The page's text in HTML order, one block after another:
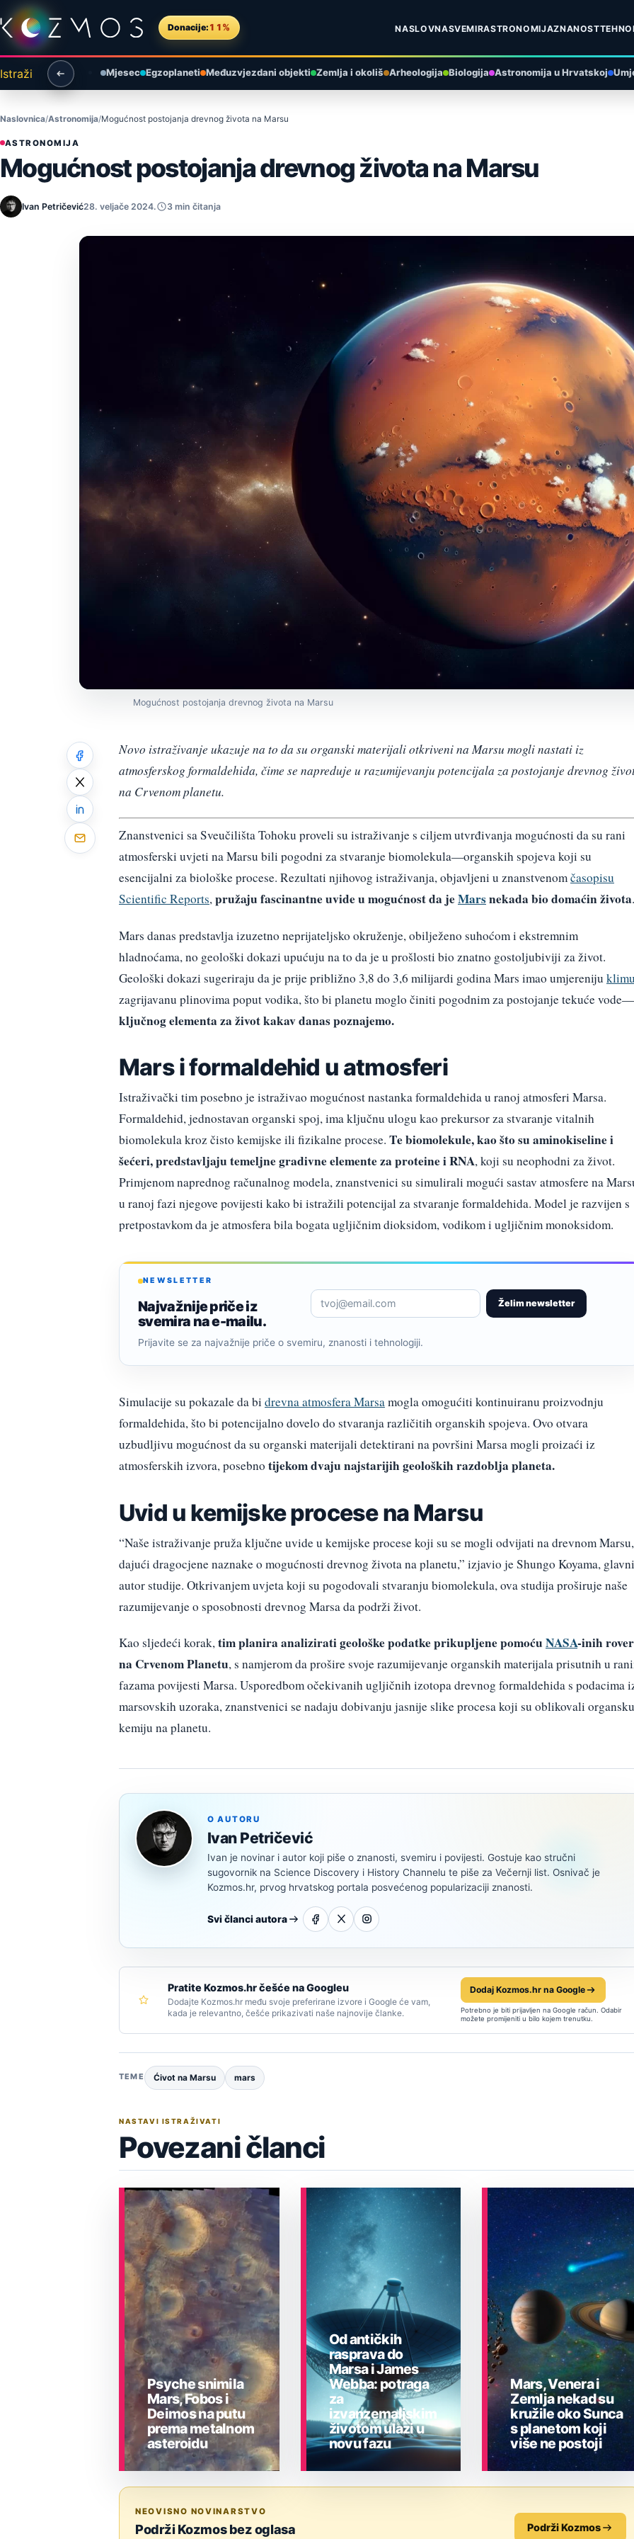
Preskoči na sadržaj
Donacije: 11% NASLOVNASVEMIRASTRONOMIJAZNANOST
Istraži Mjesec Egzoplaneti Međuzvjezdani objekti Zemlja i okoliš Arheologija Biologija Astronomija u Hrvatskoj
Naslovnica Astronomija Mogućnost postojanja drevnog života na Marsu
ASTRONOMIJA
Mogućnost postojanja drevnog života na Marsu
Ivan Petričević28. veljače 2024. 3 min čitanja
Mogućnost postojanja drevnog života na Marsu
Novo istraživanje ukazuje na to da su organski materijali otkriveni na Marsu mogli nastati iz
atmosferskog formaldehida, čime se napreduje u razumijevanju potencijala za postojanje drevnog
na Crvenom planetu.
Znanstvenici sa Sveučilišta Tohoku proveli su istraživanje s ciljem utvrđivanja mogućnosti da su rani
atmosferski uvjeti na Marsu bili pogodni za stvaranje biomolekula—organskih spojeva koji su
esencijalni za biološke procese. Rezultati njihovog istraživanja, objavljeni u znanstvenomčasopisu
Scientific Reports,pružaju fascinantne uvide u mogućnost da jeMarsnekada bio domaćin života.
Mars danas predstavlja izuzetno neprijateljsko okruženje, obilježeno suhoćom i ekstremnim
hladnoćama, no geološki dokazi upućuju na to da je u prošlosti bio znatno gostoljubiviji za život.
Geološki dokazi sugeriraju da je prije približno 3,8 do 3,6 milijardi godina Mars imao umjereniju
zagrijavanu plinovima poput vodika, što bi planetu moglo činiti pogodnim za postojanje tekuće vode—
ključnog elementa za život kakav danas poznajemo.
Mars i formaldehid u atmosferi
Istraživački tim posebno je istraživao mogućnost nastanka formaldehida u ranoj atmosferi Marsa.
Formaldehid, jednostavan organski spoj, ima ključnu ulogu kao prekursor za stvaranje vitalnih
biomolekula kroz čisto kemijske ili fizikalne procese. Te biomolekule, kao što su aminokiseline i
šećeri, predstavljaju temeljne gradivne elemente za proteine i RNA, koji su neophodni za život.
Primjenom naprednog računalnog modela, znanstvenici su simulirali mogući sastav atmosfere na
u ranoj fazi njegove povijesti kako bi istražili potencijal za stvaranje formaldehida. Model je razvijen s
pretpostavkom da je atmosfera bila bogata ugljičnim dioksidom, vodikom i ugljičnim monoksidom.
NEWSLETTER
Najvažnije priče iz
svemira na e-mailu.
Želim newsletter
Prijavite se za najvažnije priče o svemiru, znanosti i tehnologiji.
Simulacije su pokazale da bi drevna atmosfera Marsamogla omogućiti kontinuiranu proizvodnju
formaldehida, što bi potencijalno dovelo do stvaranja različitih organskih spojeva. Ovo otvara
uzbudljivu mogućnost da su organski materijali detektirani na površini Marsa mogli proizaći iz
atmosferskih izvora, posebno tijekom dvaju najstarijih geoloških razdoblja planeta.
Uvid u kemijske procese na Marsu
“Naše istraživanje pruža ključne uvide u kemijske procese koji su se mogli odvijati na drevnom Marsu,
dajući dragocjene naznake o mogućnosti drevnog života na planetu,” izjavio je Shungo Koyama, glavni
autor studije. Otkrivanjem uvjeta koji su pogodovali stvaranju biomolekula, ova studija proširuje naše
razumijevanje o sposobnosti drevnog Marsa da podrži život.
Kao sljedeći korak,tim planira analizirati geološke podatke prikupljene pomoćuNASA-inih
na Crvenom Planetu, s namjerom da prošire svoje razumijevanje organskih materijala prisutnih u
fazama povijesti Marsa. Usporedbom očekivanih ugljičnih izotopa drevnog formaldehida s podacima
marsovskih uzoraka, znanstvenici se nadaju dobivanju jasnije slike procesa koji su oblikovali organsku
kemiju na planetu.
O AUTORU
Ivan Petričević
Ivan je novinar i autor koji piše o znanosti, svemiru i povijesti. Gostuje kao stručni
sugovornik na Science Discovery i History Channelu te piše za Večernji list. Osnivač je
Kozmos.hr, prvog hrvatskog portala posvećenog popularizaciji znanosti.
Svi članci autora
Pratite Kozmos.hr češće na Googleu
Dodajte Kozmos.hr među svoje preferirane izvore i Google će vam,
kada je relevantno, češće prikazivati naše najnovije članke.
Dodaj Kozmos.hr na Google
Potrebno je biti prijavljen na Google račun. Odabir
možete promijeniti u bilo kojem trenutku.
TEME Ćivot na Marsu mars
NASTAVI ISTRAŽIVATI
Povezani članci
Psyche snimila
Mars, Fobos i
Deimos na putu
prema metalnom
asteroidu
Od antičkih
rasprava do
Marsa i James
Webba: potraga
za
izvanzemaljskim
životom ulazi u
novu fazu
Mars, Venera i
Zemlja nekad su
kružile oko Sunca
s planetom koji
više ne postoji
NEOVISNO NOVINARSTVO
Podrži Kozmos bez oglasa Podrži Kozmos